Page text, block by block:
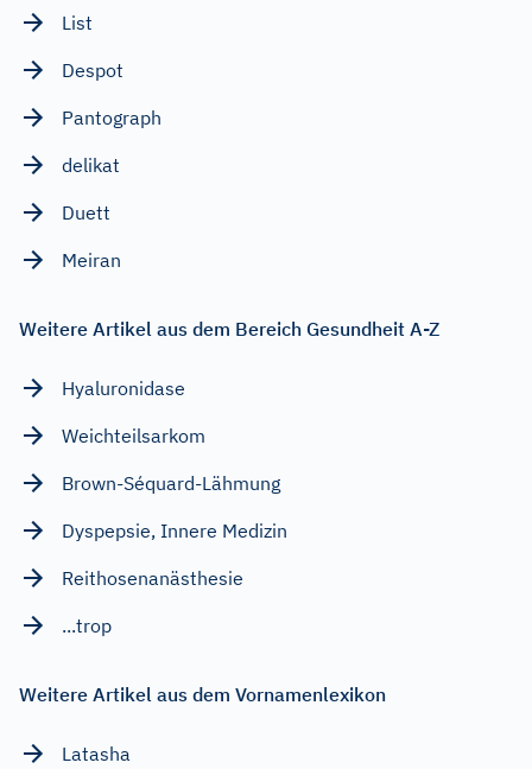
List
Despot
Pantograph
delikat
Duett
Meiran
Weitere Artikel aus dem Bereich Gesundheit A-Z
Hyaluronidase
Weichteilsarkom
Brown-Séquard-Lähmung
Dyspepsie, Innere Medizin
Reithosenanästhesie
...trop
Weitere Artikel aus dem Vornamenlexikon
Latasha